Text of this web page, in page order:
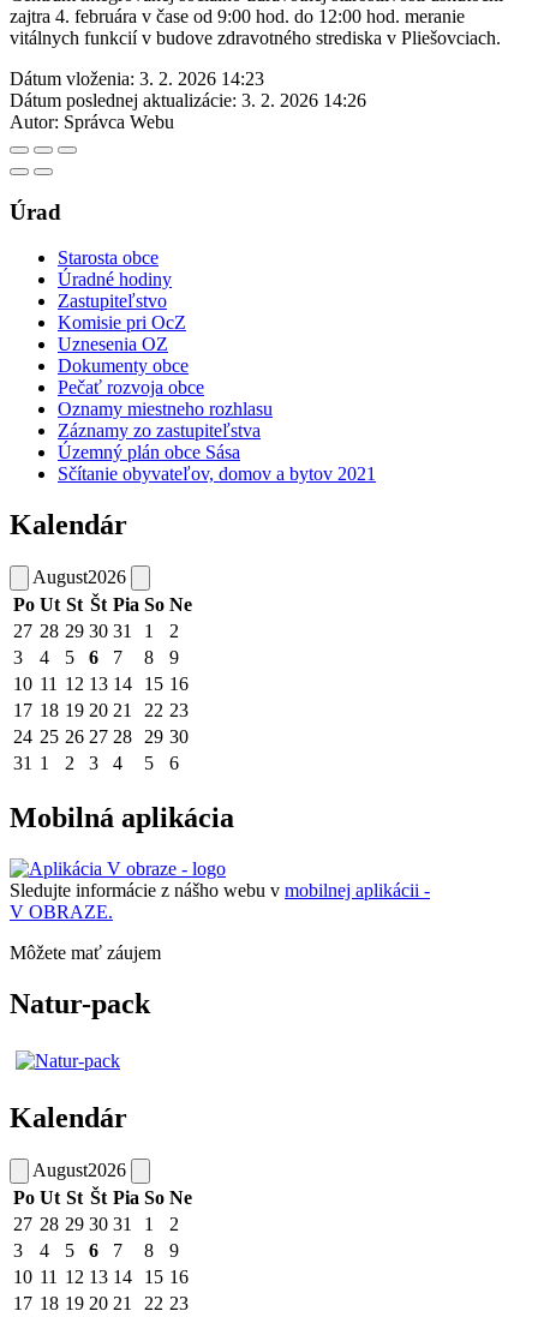
zajtra 4. februára v čase od 9:00 hod. do 12:00 hod. meranie
vitálnych funkcií v budove zdravotného strediska v Pliešovciach.
Dátum vloženia: 3. 2. 2026 14:23
Dátum poslednej aktualizácie: 3. 2. 2026 14:26
Autor: Správca Webu
Úrad
Starosta obce
Úradné hodiny
Zastupiteľstvo
Komisie pri OcZ
Uznesenia OZ
Dokumenty obce
Pečať rozvoja obce
Oznamy miestneho rozhlasu
Záznamy zo zastupiteľstva
Územný plán obce Sása
Sčítanie obyvateľov, domov a bytov 2021
Kalendár
August2026
Po Ut St Št Pia So Ne
27 28 29 30 31 1
2
3
4 5 6 7 8
9
10 11 12 13 14 15 16
17 18 19 20 21 22 23
24 25 26 27 28 29 30
31 1 2 3 4 5 6
Mobilná aplikácia
Sledujte informácie z nášho webu v mobilnej aplikácii -
V OBRAZE.
Môžete mať záujem
Natur-pack
Kalendár
August2026
Po Ut St Št Pia So Ne
27 28 29 30 31 1
2
3
4 5 6 7 8
9
10 11 12 13 14 15 16
17 18 19 20 21 22 23